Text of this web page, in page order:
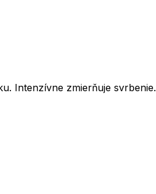
Intenzívne zmierňuje svrbenie.